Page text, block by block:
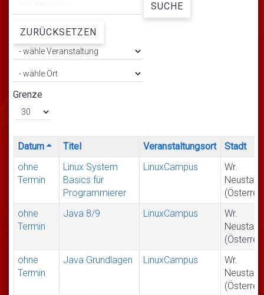
SUCHE
ZURÜCKSETZEN
Grenze
Datum Titel Veranstaltungsort
Stadt
ohne
Termin
Linux System
Basics für
Programmierer
LinuxCampus
Wr.
Neustadt
ohne
Termin
Java 8/9 LinuxCampus
Wr.
Neustadt
ohne
Termin
Java Grundlagen LinuxCampus
Wr.
Neustadt